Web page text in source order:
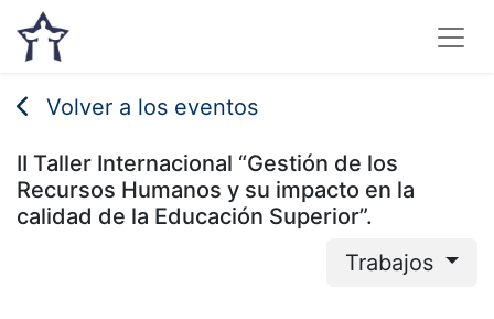
Volver a los eventos
II Taller Internacional “Gestión de los
Recursos Humanos y su impacto en la
calidad de la Educación Superior”.
Trabajos